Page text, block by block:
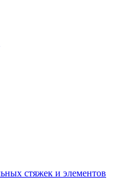
стяжек и элементов